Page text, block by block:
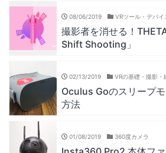
08/06/2019 VRツール・デバイ
撮影者を消せる！
Shift Shooting」
02/13/2019 VRの基礎・撮影・
Oculus Goのスリープ
方法
01/08/2019 360度カメラ